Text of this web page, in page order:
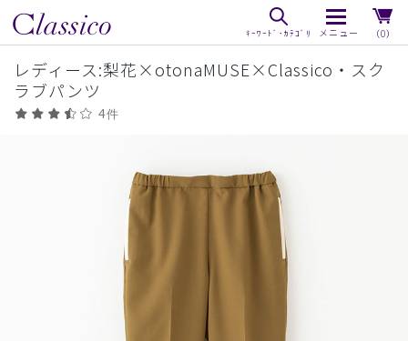
（0）
レディース:梨花×otonaMUSE×Classico・スク
ラブパンツ
4件